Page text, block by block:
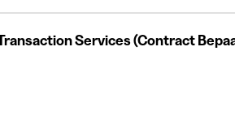
Services (Contract